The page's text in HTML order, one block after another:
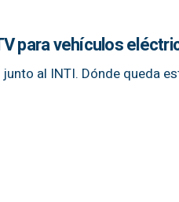
para vehículos
al INTI. Dónde queda